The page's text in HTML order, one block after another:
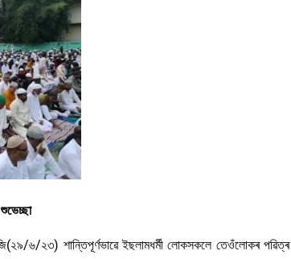
৬/২৩) শান্তিপূৰ্ণভাৱে ইছলামধৰ্মী লোকসকলে তেওঁলোকৰ পৱিত্ৰ